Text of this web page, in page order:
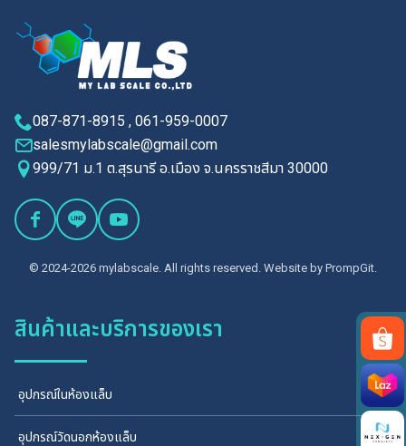
for:
087-871-8915 , 061-959-0007
salesmylabscale@gmail.com
999/71 ม.1 ต.สุรนารี อ.เมือง จ.นครราชสีมา 30000
© 2024-2026 mylabscale. All rights reserved. Website by PrompGit.
สินค้าและบริการของเรา
อุปกรณ์ในห้องแล็บ
อุปกรณ์วัดนอกห้องแล็บ